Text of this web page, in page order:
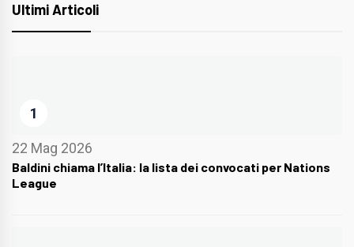
Ultimi Articoli
1
22 Mag 2026
Baldini chiama l’Italia: la lista dei convocati per Nations
League